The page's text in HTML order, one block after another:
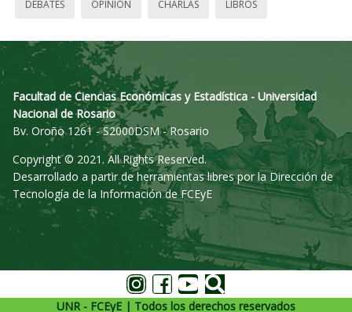
DEBATES OPINIÓN CHARLAS LIBROS
Facultad de Ciencias Económicas y Estadística - Universidad
Nacional de Rosario
Bv. Oroño 1261 - S2000DSM - Rosario
Copyright © 2021. All Rights Reserved.
Desarrollado a partir de herramientas libres por la Dirección de
Tecnología de la Información de FCEyE
UNR - FCEyE | Todos los derechos reservados